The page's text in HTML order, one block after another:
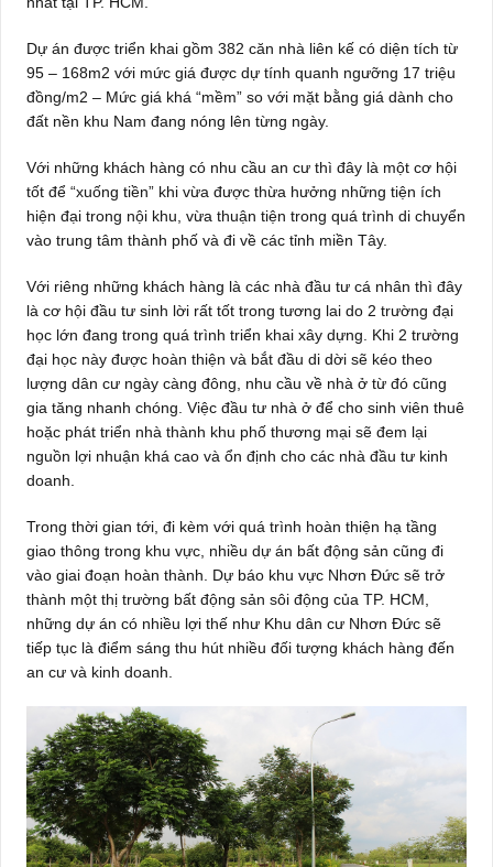
Dự án được triển khai gồm 382 căn nhà liên kế có diện tích từ
95 – 168m2 với mức giá được dự tính quanh ngưỡng 17 triệu
đồng/m2 – Mức giá khá “mềm” so với mặt bằng giá dành cho
đất nền khu Nam đang nóng lên từng ngày.
Với những khách hàng có nhu cầu an cư thì đây là một cơ hội
tốt để “xuống tiền” khi vừa được thừa hưởng những tiện ích
hiện đại trong nội khu, vừa thuận tiện trong quá trình di chuyển
vào trung tâm thành phố và đi về các tỉnh miền Tây.
Với riêng những khách hàng là các nhà đầu tư cá nhân thì đây
là cơ hội đầu tư sinh lời rất tốt trong tương lai do 2 trường đại
học lớn đang trong quá trình triển khai xây dựng. Khi 2 trường
đại học này được hoàn thiện và bắt đầu di dời sẽ kéo theo
lượng dân cư ngày càng đông, nhu cầu về nhà ở từ đó cũng
gia tăng nhanh chóng. Việc đầu tư nhà ở để cho sinh viên thuê
hoặc phát triển nhà thành khu phố thương mại sẽ đem lại
nguồn lợi nhuận khá cao và ổn định cho các nhà đầu tư kinh
doanh.
Trong thời gian tới, đi kèm với quá trình hoàn thiện hạ tầng
giao thông trong khu vực, nhiều dự án bất động sản cũng đi
vào giai đoạn hoàn thành. Dự báo khu vực Nhơn Đức sẽ trở
thành một thị trường bất động sản sôi động của TP. HCM,
những dự án có nhiều lợi thế như Khu dân cư Nhơn Đức sẽ
tiếp tục là điểm sáng thu hút nhiều đối tượng khách hàng đến
an cư và kinh doanh.